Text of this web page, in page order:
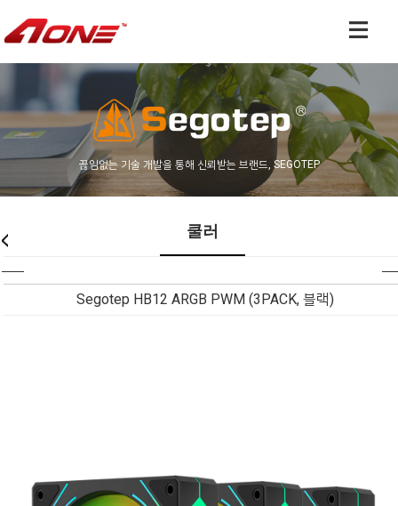
끊임없는 기술 개발을 통해 신뢰받는 브랜드, SEGOTEP
쿨러
Segotep HB12 ARGB PWM (3PACK, 블랙)